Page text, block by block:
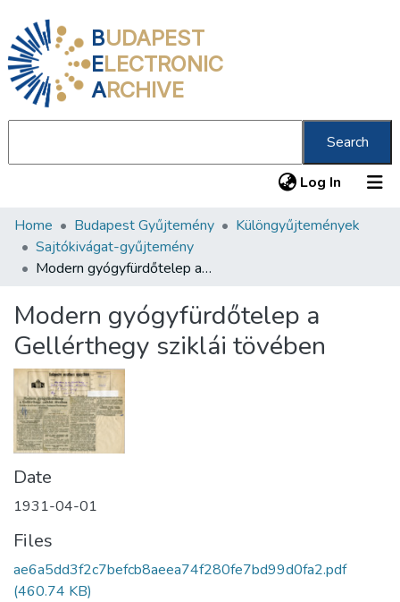
BUDAPEST
ELECTRONIC
ARCHIVE
Search
Log In (current)
Communities & Collections
All of DSpace
About us
Home Budapest Gyűjtemény
Különgyűjtemények
Sajtókivágat-gyűjtemény
Modern gyógyfürdőtelep a Gellérthegy sziklái tövében
Modern gyógyfürdőtelep a
Gellérthegy sziklái tövében
Date
1931-04-01
Files
ae6a5dd3f2c7befcb8aeea74f280fe7bd99d0fa2.pdf
(460.74 KB)